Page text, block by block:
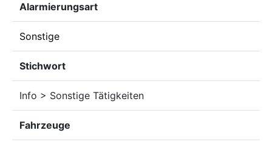
Alarmierungsart
Sonstige
Stichwort
Info > Sonstige Tätigkeiten
Fahrzeuge